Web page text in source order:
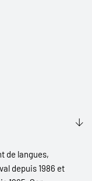
de langues,
depuis 1986 et